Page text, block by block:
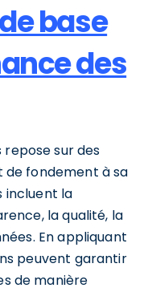
base
des
repose sur des
de fondement à sa
incluent la
la qualité, la
En appliquant
peuvent garantir
de manière